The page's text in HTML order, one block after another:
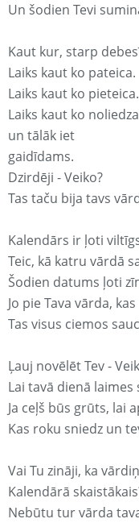
Un šodien Tevi
Kaut kur, starp
Laiks kaut ko pateica.
Laiks kaut ko pieteica.
Laiks kaut ko noliedza
un tālāk iet
gaidīdams.
Dzirdēji - Veiko?
Tas taču bija tavs
Kalendārs ir ļoti
Teic, kā katru vārdā
Šodien datums ļoti
Jo pie Tava vārda,
Tas visus ciemos
Ļauj novēlēt Tev -
Lai tavā dienā
Ja ceļš būs grūts, lai
Kas roku sniedz un
Vai Tu zināji, ka
Kalendārā
Nebūtu tur vārda